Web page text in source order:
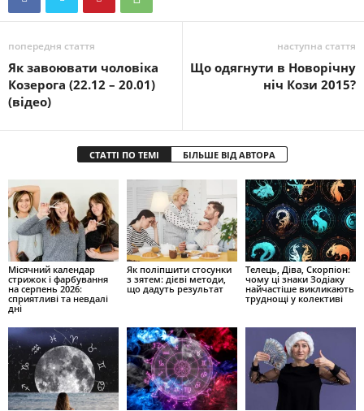
попередня стаття
Як завоювати чоловіка
Козерога (22.12 – 20.01)
(відео)
наступна стаття
Що одягнути в Новорічну
ніч Кози 2015?
СТАТТІ ПО ТЕМІ БІЛЬШЕ ВІД АВТОРА
Місячний календар
стрижок і фарбування
на серпень 2026:
сприятливі та невдалі
дні
Як поліпшити стосунки
з зятем: дієві методи,
що дадуть результат
Телець, Діва, Скорпіон:
чому ці знаки Зодіаку
найчастіше викликають
труднощі у колективі